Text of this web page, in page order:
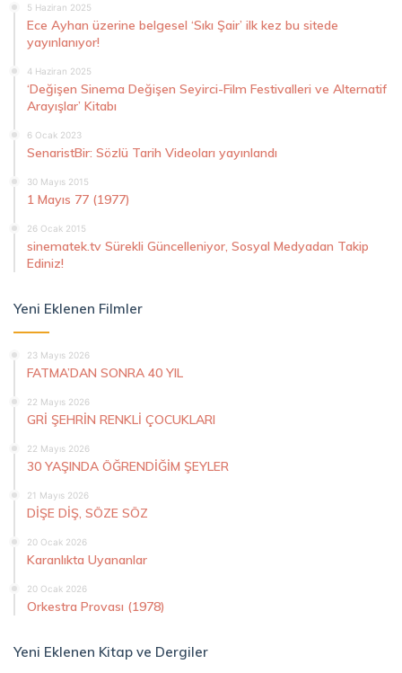
5 Haziran 2025
Ece Ayhan üzerine belgesel ‘Sıkı Şair’ ilk kez bu sitede
yayınlanıyor!
4 Haziran 2025
‘Değişen Sinema Değişen Seyirci-Film Festivalleri ve Alternatif
Arayışlar’ Kitabı
6 Ocak 2023
SenaristBir: Sözlü Tarih Videoları yayınlandı
30 Mayıs 2015
1 Mayıs 77 (1977)
26 Ocak 2015
sinematek.tv Sürekli Güncelleniyor, Sosyal Medyadan Takip
Ediniz!
Yeni Eklenen Filmler
23 Mayıs 2026
FATMA’DAN SONRA 40 YIL
22 Mayıs 2026
GRİ ŞEHRİN RENKLİ ÇOCUKLARI
22 Mayıs 2026
30 YAŞINDA ÖĞRENDİĞİM ŞEYLER
21 Mayıs 2026
DİŞE DİŞ, SÖZE SÖZ
20 Ocak 2026
Karanlıkta Uyananlar
20 Ocak 2026
Orkestra Provası (1978)
Yeni Eklenen Kitap ve Dergiler